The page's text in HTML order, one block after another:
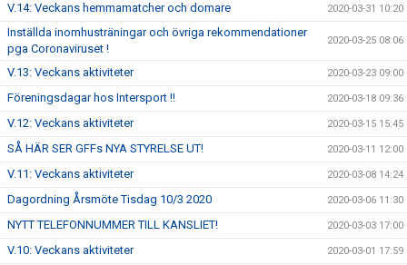
V.14: Veckans hemmamatcher och domare 2020-03-31 10:20
Inställda inomhusträningar och övriga rekommendationer
pga Coronaviruset !
2020-03-25 08:06
V.13: Veckans aktiviteter 2020-03-23 09:00
Föreningsdagar hos Intersport !! 2020-03-18 09:36
V.12: Veckans aktiviteter 2020-03-15 15:45
SÅ HÄR SER GFFs NYA STYRELSE UT! 2020-03-11 12:00
V.11: Veckans aktiviteter 2020-03-08 14:24
Dagordning Årsmöte Tisdag 10/3 2020 2020-03-06 11:30
NYTT TELEFONNUMMER TILL KANSLIET! 2020-03-03 17:00
V.10: Veckans aktiviteter 2020-03-01 17:59